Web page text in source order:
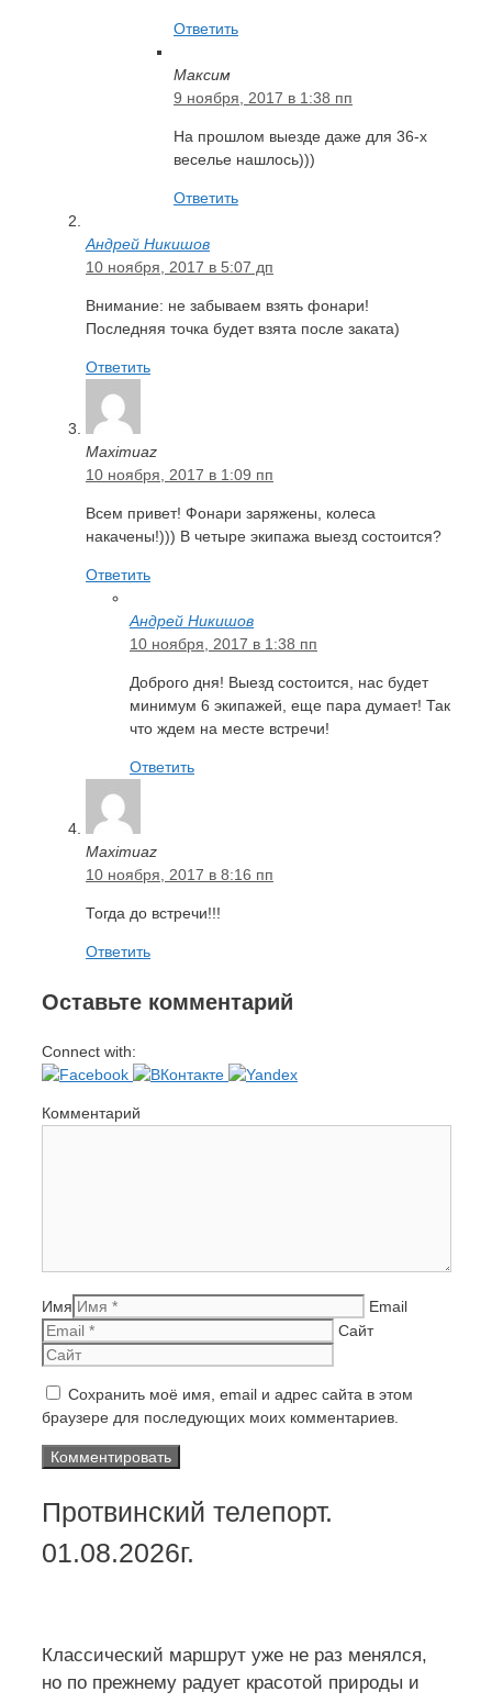
Ответить
Максим
9 ноября, 2017 в 1:38 пп
На прошлом выезде даже для 36-х
веселье нашлось)))
Ответить
Андрей Никишов
10 ноября, 2017 в 5:07 дп
Внимание: не забываем взять фонари!
Последняя точка будет взята после заката)
Ответить
Maximuaz
10 ноября, 2017 в 1:09 пп
Всем привет! Фонари заряжены, колеса
накачены!))) В четыре экипажа выезд состоится?
Ответить
Андрей Никишов
10 ноября, 2017 в 1:38 пп
Доброго дня! Выезд состоится, нас будет
минимум 6 экипажей, еще пара думает! Так
что ждем на месте встречи!
Ответить
Maximuaz
10 ноября, 2017 в 8:16 пп
Тогда до встречи!!!
Ответить
Оставьте комментарий
Connect with:
Комментарий
Имя
Email
Сайт
Сохранить моё имя, email и адрес сайта в этом
браузере для последующих моих комментариев.
Протвинский телепорт.
01.08.2026г.
Классический маршрут уже не раз менялся,
но по прежнему радует красотой природы и